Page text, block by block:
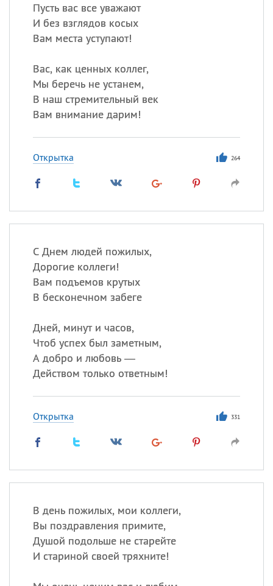
Пусть вас все уважают
И без взглядов косых
Вам места уступают!
Вас, как ценных коллег,
Мы беречь не устанем,
В наш стремительный век
Вам внимание дарим!
Открытка 264
С Днем людей пожилых,
Дорогие коллеги!
Вам подъемов крутых
В бесконечном забеге
Дней, минут и часов,
Чтоб успех был заметным,
А добро и любовь —
Действом только ответным!
Открытка 331
В день пожилых, мои коллеги,
Вы поздравления примите,
Душой подольше не старейте
И стариной своей тряхните!